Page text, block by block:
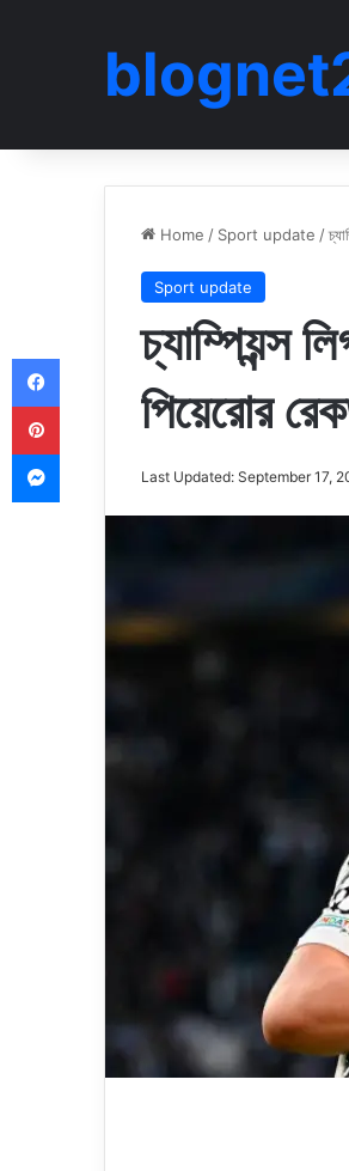
Home / Sport update /
Sport update
চ্যাম্পিয়ন্স
পিয়েরোর
Last Updated: September 17,
Facebook
Pinterest
Messenger